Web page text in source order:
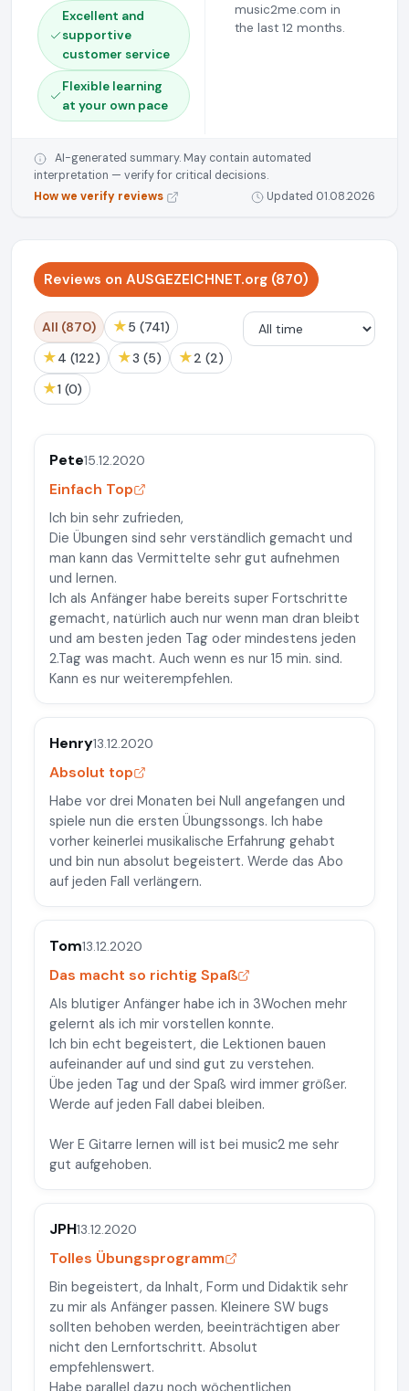
Excellent and
supportive
customer service
Flexible learning
at your own pace
music2me.com in
the last 12 months.
AI-generated summary. May contain automated
interpretation — verify for critical decisions.
How we verify reviews
Updated 01.08.2026
Reviews on AUSGEZEICHNET.org (870)
All (870) ★ 5 (741)
★ 4 (122) ★ 3 (5) ★ 2 (2)
★ 1 (0)
Pete15.12.2020
Einfach Top
Ich bin sehr zufrieden,
Die Übungen sind sehr verständlich gemacht und
man kann das Vermittelte sehr gut aufnehmen
und lernen.
Ich als Anfänger habe bereits super Fortschritte
gemacht, natürlich auch nur wenn man dran bleibt
und am besten jeden Tag oder mindestens jeden
2.Tag was macht. Auch wenn es nur 15 min. sind.
Kann es nur weiterempfehlen.
Henry13.12.2020
Absolut top
Habe vor drei Monaten bei Null angefangen und
spiele nun die ersten Übungssongs. Ich habe
vorher keinerlei musikalische Erfahrung gehabt
und bin nun absolut begeistert. Werde das Abo
auf jeden Fall verlängern.
Tom13.12.2020
Das macht so richtig Spaß
Als blutiger Anfänger habe ich in 3Wochen mehr
gelernt als ich mir vorstellen konnte.
Ich bin echt begeistert, die Lektionen bauen
aufeinander auf und sind gut zu verstehen.
Übe jeden Tag und der Spaß wird immer größer.
Werde auf jeden Fall dabei bleiben.
Wer E Gitarre lernen will ist bei music2 me sehr
gut aufgehoben.
JPH13.12.2020
Tolles Übungsprogramm
Bin begeistert, da Inhalt, Form und Didaktik sehr
zu mir als Anfänger passen. Kleinere SW bugs
sollten behoben werden, beeinträchtigen aber
nicht den Lernfortschritt. Absolut
empfehlenswert.
Habe parallel dazu noch wöchentlichen